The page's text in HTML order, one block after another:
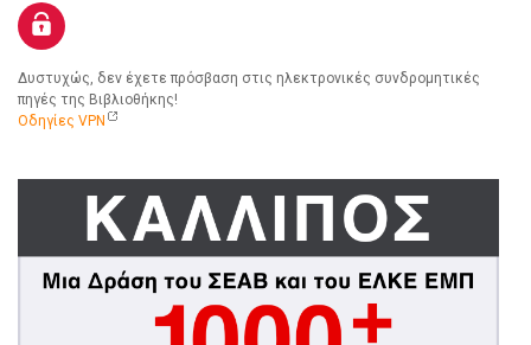
Δυστυχώς, δεν έχετε πρόσβαση στις ηλεκτρονικές συνδρομητικές
πηγές της Βιβλιοθήκης!
Οδηγίες VPN